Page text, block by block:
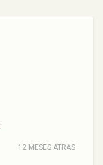
12 MESES ATRAS